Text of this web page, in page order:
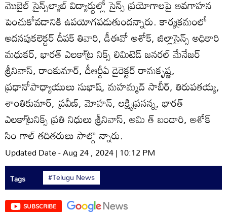
మొబైల్‌ సైన్స్‌ల్యాబ్‌ విద్యార్థుల్లో సైన్స్‌ ప్రయోగాలపై అవగాహన
పెంచుకోవడానికి ఉపయోగపడుతుందన్నారు. కార్యక్రమంలో
అదనపుకలెక్టర్‌ దీపక్‌ తివారి, డీఈవో అశోక్‌, జిల్లాసైన్స్‌ అధికారి
మధుకర్‌, భారత్‌ ఎలకా్ట్ర నిక్స్‌ లిమిటెడ్‌ జనరల్‌ మేనేజర్‌
శ్రీనివాస్‌, రాంకుమార్‌, డీఆర్డీఏ డైరెక్టర్‌ రామకృష్ణ,
ప్రధానోపాధ్యాయులు సుభాష్‌, మహమ్మద్‌ సాబీర్‌, తిరుపతయ్య,
శాంతికుమార్‌, ప్రవీణ్‌, మోహన్‌, లక్ష్మిప్రసన్న, భారత్‌
ఎలకా్ట్రనిక్స్‌ ప్రతి నిధులు శ్రీనివాస్‌, అమి త్‌ బండారి, అశోక్‌
సిం గాల్‌ తదితరులు పాల్గొ న్నారు.
Updated Date - Aug 24 , 2024 | 10:12 PM
Tags #Telugu News
SUBSCRIBE